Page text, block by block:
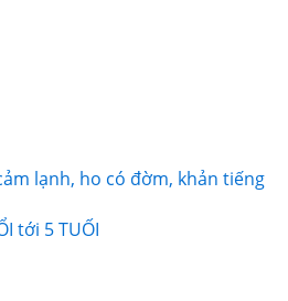
lạnh, ho có đờm, khản tiếng
tới 5 TUỐI